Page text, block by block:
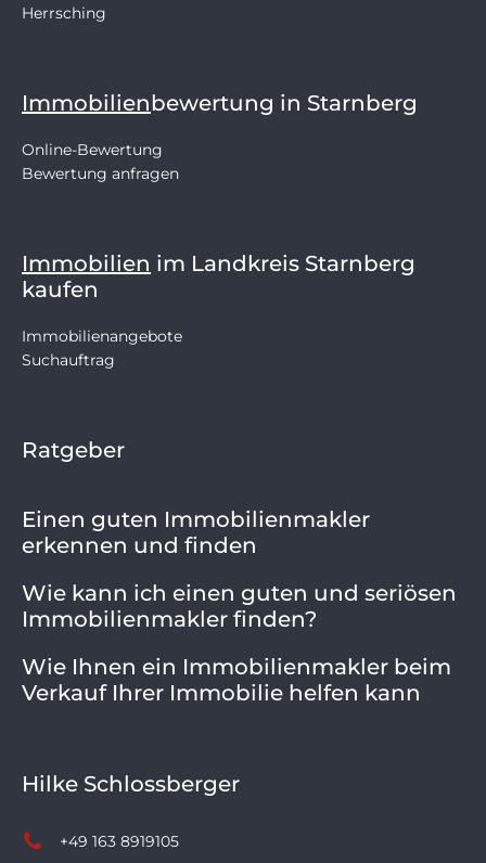
Herrsching
Immobilienbewertung in Starnberg
Online-Bewertung
Bewertung anfragen
Immobilien im Landkreis Starnberg
kaufen
Immobilienangebote
Suchauftrag
Ratgeber
Einen guten Immobilienmakler
erkennen und finden
Wie kann ich einen guten und seriösen
Immobilienmakler finden?
Wie Ihnen ein Immobilienmakler beim
Verkauf Ihrer Immobilie helfen kann
Hilke Schlossberger
+49 163 8919105